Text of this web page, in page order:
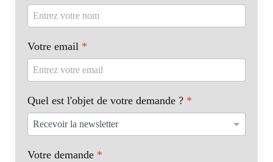
Votre email *
Quel est l'objet de votre demande ? *
Votre demande *